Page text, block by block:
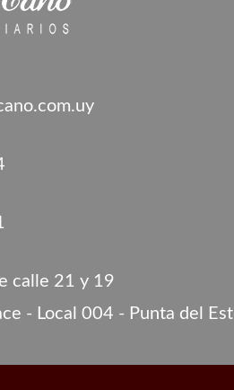
calle 21 y 19
- Local 004 - Punta del